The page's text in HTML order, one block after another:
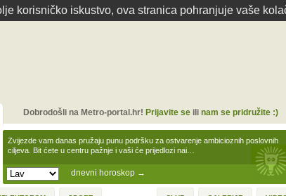
korisničko iskustvo, ova stranica pohranjuje vaše
dnevni horoskop →
Zvijezde vam danas pružaju punu podršku za ostvarenje ambicioznih poslovnih
ciljeva. Bit ćete u centru pažnje i vaši će prijedlozi nai…
Dobrodošli na Metro-portal.hr! Prijavite seili nam se pridružite :)